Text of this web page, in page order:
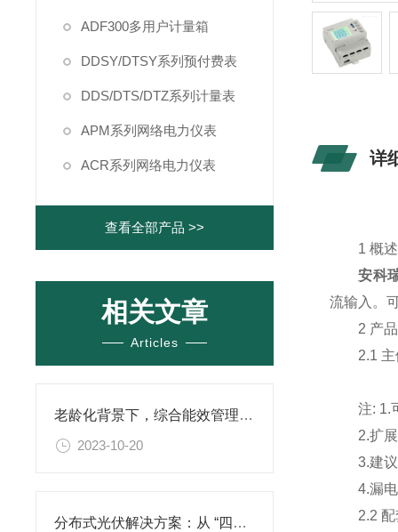
ADF300多用户计量箱
DDSY/DTSY系列预付费表
DDS/DTS/DTZ系列计量表
APM系列网络电力仪表
ACR系列网络电力仪表
查看全部产品 >>
相关文章
Articles
老龄化背景下，综合能效管理平台为医院保驾护航
2023-10-20
分布式光伏解决方案：从 “四可” 能力到全链条智控能源转型实践
详
1 概述
安科
流输入。
2 产品
2.1 主
注: 1.可
2.扩展功
3.建议
4.漏电
2.2 配